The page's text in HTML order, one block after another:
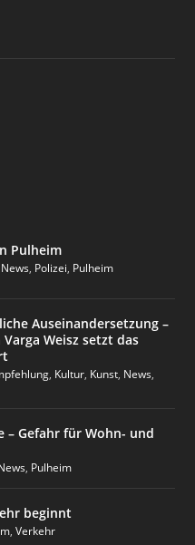
Pulheim
News, Polizei, Pulheim
Auseinandersetzung –
Weisz setzt das
, Kultur, Kunst, News,
– Gefahr für Wohn- und
, Pulheim
beginnt
,Verkehr